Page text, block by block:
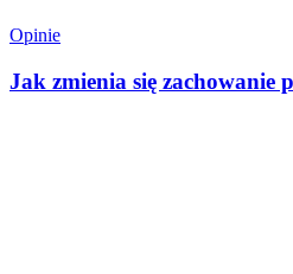
Opinie
Jak zmienia się zachowanie